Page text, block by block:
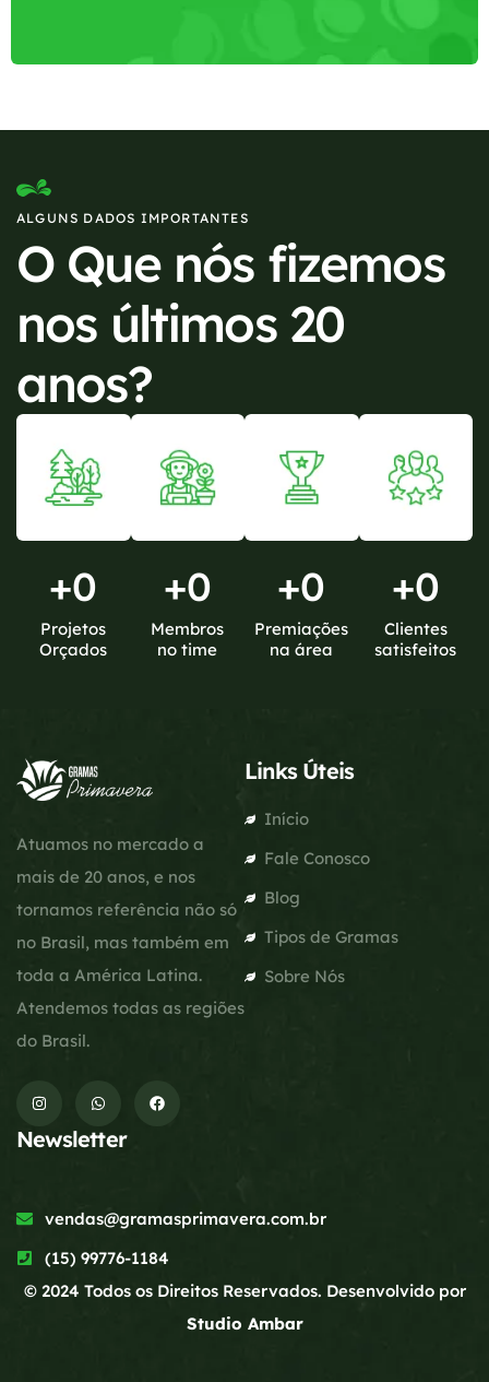
ALGUNS DADOS IMPORTANTES
O Que nós fizemos
nos últimos 20
anos?
+0
Projetos
Orçados
+0
Membros
no time
+0
Premiações
na área
+0
Clientes
satisfeitos
Atuamos no mercado a
mais de 20 anos, e nos
tornamos referência não só
no Brasil, mas também em
toda a América Latina.
Atendemos todas as regiões
do Brasil.
Links Úteis
Início
Fale Conosco
Blog
Tipos de Gramas
Sobre Nós
Newsletter
vendas@gramasprimavera.com.br
(15) 99776-1184
© 2024 Todos os Direitos Reservados. Desenvolvido por
Studio Ambar